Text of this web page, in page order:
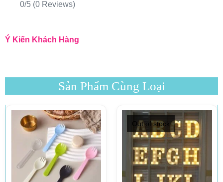
0/5 (0 Reviews)
Ý Kiến Khách Hàng
Sản Phẩm Cùng Loại
Out of stock